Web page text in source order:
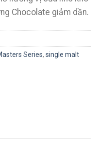
Chocolate giảm dần.
Series, single malt